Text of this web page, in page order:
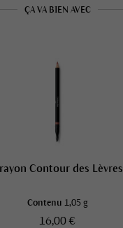
ÇA VA BIEN AVEC
Contour des Lèvres
Contenu 1,05 g
16,00 €